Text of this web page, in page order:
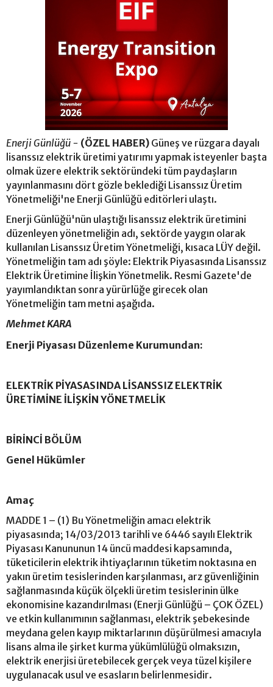
Enerji Günlüğü - (ÖZEL HABER) Güneş ve rüzgara dayalı
lisanssız elektrik üretimi yatırımı yapmak isteyenler başta
olmak üzere elektrik sektöründeki tüm paydaşların
yayınlanmasını dört gözle beklediği Lisanssız Üretim
Yönetmeliği'ne Enerji Günlüğü editörleri ulaştı.
Enerji Günlüğü'nün ulaştığı lisanssız elektrik üretimini
düzenleyen yönetmeliğin adı, sektörde yaygın olarak
kullanılan Lisanssız Üretim Yönetmeliği, kısaca LÜY değil.
Yönetmeliğin tam adı şöyle: Elektrik Piyasasında Lisanssız
Elektrik Üretimine İlişkin Yönetmelik. Resmi Gazete'de
yayımlandıktan sonra yürürlüğe girecek olan
Yönetmeliğin tam metni aşağıda.
Mehmet KARA
Enerji Piyasası Düzenleme Kurumundan:
ELEKTRİK PİYASASINDA LİSANSSIZ ELEKTRİK
ÜRETİMİNE İLİŞKİN YÖNETMELİK
BİRİNCİ BÖLÜM
Genel Hükümler
Amaç
MADDE 1 – (1) Bu Yönetmeliğin amacı elektrik
piyasasında; 14/03/2013 tarihli ve 6446 sayılı Elektrik
Piyasası Kanununun 14 üncü maddesi kapsamında,
tüketicilerin elektrik ihtiyaçlarının tüketim noktasına en
yakın üretim tesislerinden karşılanması, arz güvenliğinin
sağlanmasında küçük ölçekli üretim tesislerinin ülke
ekonomisine kazandırılması (Enerji Günlüğü – ÇOK ÖZEL)
ve etkin kullanımının sağlanması, elektrik şebekesinde
meydana gelen kayıp miktarlarının düşürülmesi amacıyla
lisans alma ile şirket kurma yükümlülüğü olmaksızın,
elektrik enerjisi üretebilecek gerçek veya tüzel kişilere
uygulanacak usul ve esasların belirlenmesidir.